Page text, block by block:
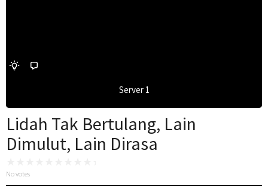
Server 1
Lidah Tak Bertulang, Lain
Dimulut, Lain Dirasa
No votes